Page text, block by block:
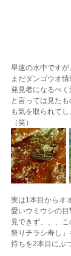
早速の水中ですが
まだダンゴウオ
発見者になるべく
と言っては見た
も気を取られて
（笑）
実は1本目からオ
愛いウミウシの
見できず、、、
祭りチラシ寿し
持ちを2本目にぶ